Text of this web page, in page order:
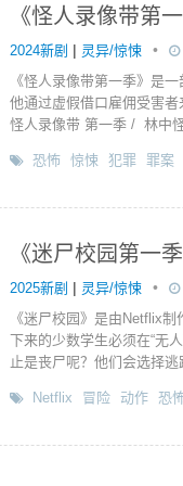
《怪人录像带第
2024新剧 | 灵异/惊悚 •
《怪人录像带第一季》是
他通过虚假借口雇佣受害
怪人录像带 第一季 / 林中
恐怖 惊悚 犯罪 罪案
《迷尸校园第一
2025新剧 | 灵异/惊悚 •
《迷尸校园》是由Netflix
下来的少数学生必须在“无
止是丧尸呢？他们会选择
Netflix 冒险 动作 恐